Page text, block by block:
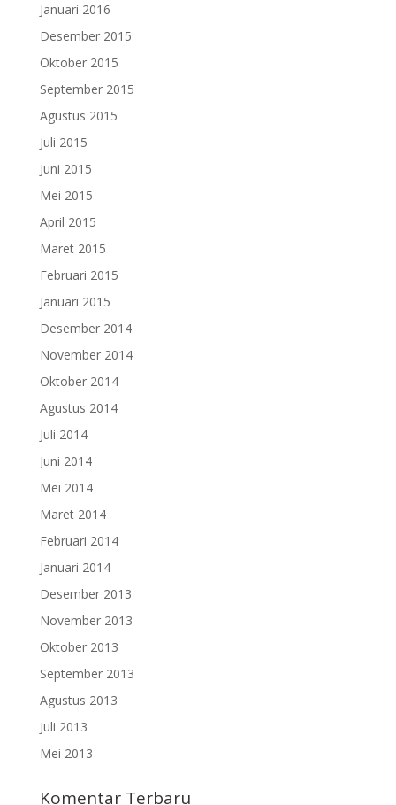
Januari 2016
Desember 2015
Oktober 2015
September 2015
Agustus 2015
Juli 2015
Juni 2015
Mei 2015
April 2015
Maret 2015
Februari 2015
Januari 2015
Desember 2014
November 2014
Oktober 2014
Agustus 2014
Juli 2014
Juni 2014
Mei 2014
Maret 2014
Februari 2014
Januari 2014
Desember 2013
November 2013
Oktober 2013
September 2013
Agustus 2013
Juli 2013
Mei 2013
Komentar Terbaru